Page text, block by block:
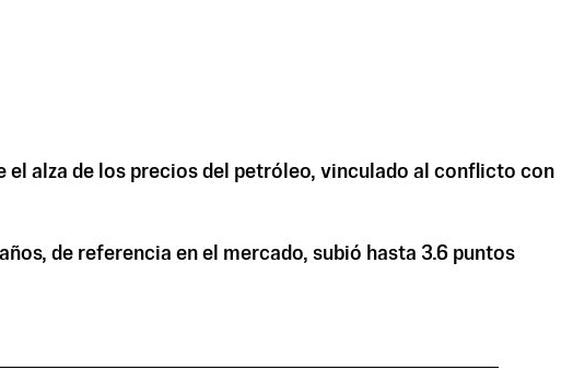
el alza de los precios del petróleo, vinculado al conflicto con
de referencia en el mercado, subió hasta 3.6 puntos